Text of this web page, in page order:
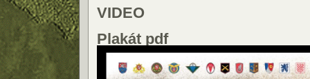
VIDEO
Plakát pdf